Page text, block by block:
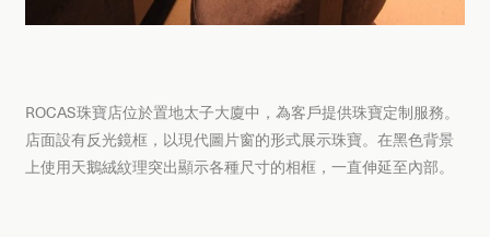
ROCAS珠寶店位於置地太子大廈中，為客戶提供珠寶定制服務。
店面設有反光鏡框，以現代圖片窗的形式展示珠寶。在黑色背景
上使用天鵝絨紋理突出顯示各種尺寸的相框，一直伸延至內部。